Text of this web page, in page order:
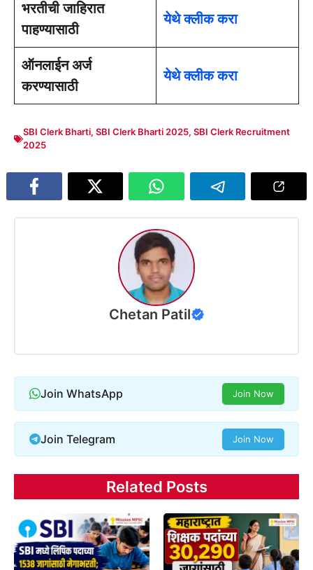
भरतीची जाहिरात
पाहण्यासाठी
येथे क्लीक करा
ऑनलाईन अर्ज
करण्यासाठी
येथे क्लीक करा
SBI Clerk Bharti, SBI Clerk Bharti 2025, SBI Clerk Recruitment
2025
Chetan Patil
Join WhatsApp Join Now
Join Telegram Join Now
Related Posts